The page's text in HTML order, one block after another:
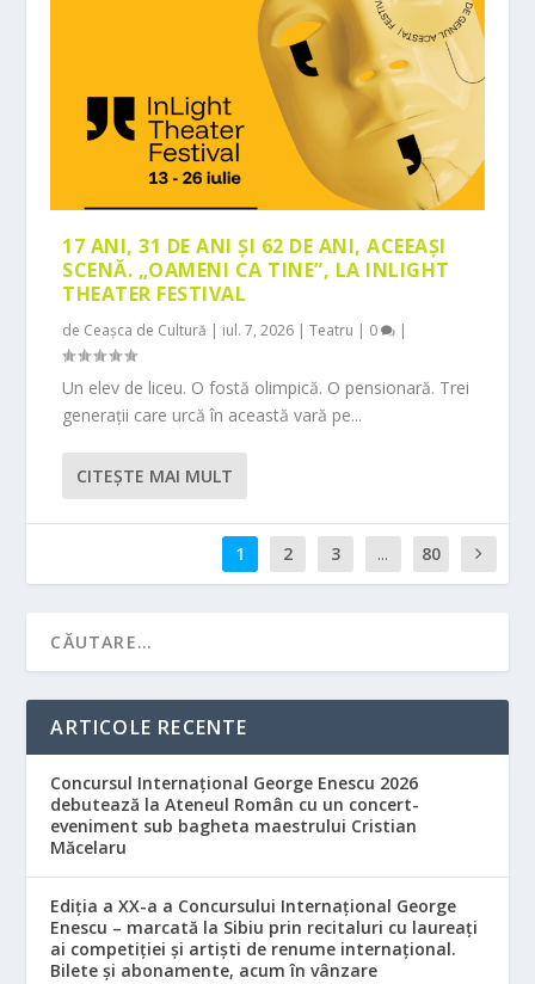
17 ANI, 31 DE ANI ȘI 62 DE ANI, ACEEAȘI
SCENĂ. „OAMENI CA TINE”, LA INLIGHT
THEATER FESTIVAL
de Ceașca de Cultură | iul. 7, 2026 |Teatru | 0 |
Un elev de liceu. O fostă olimpică. O pensionară. Trei
generații care urcă în această vară pe...
CITEŞTE MAI MULT
1 2 3 ... 80
ARTICOLE RECENTE
Concursul Internațional George Enescu 2026
debutează la Ateneul Român cu un concert-
eveniment sub bagheta maestrului Cristian
Măcelaru
Ediția a XX-a a Concursului Internațional George
Enescu – marcată la Sibiu prin recitaluri cu laureați
ai competiției și artiști de renume internațional.
Bilete și abonamente, acum în vânzare